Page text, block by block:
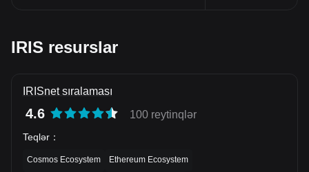
IRIS resurslar
IRISnet sıralaması
4.6 100 reytinqlər
Teqlər ：
Cosmos Ecosystem Ethereum Ecosystem